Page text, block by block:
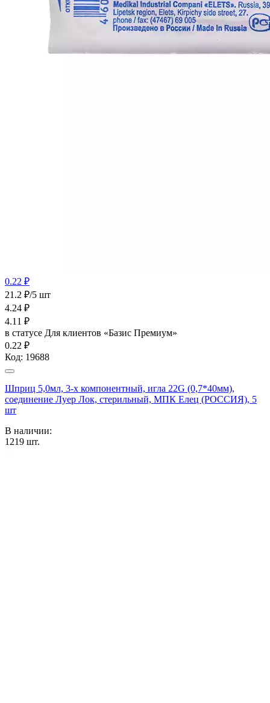
0.22 ₽
21.2 ₽/5 шт
4.24 ₽
4.11 ₽
в статусе Для клиентов «Базис Премиум»
0.22 ₽
Код: 19688
Шприц 5,0мл, 3-х компонентный, игла 22G (0,7*40мм),
соединение Луер Лок, стерильный, МПК Елец (РОССИЯ), 5
шт
В наличии:
1219 шт.